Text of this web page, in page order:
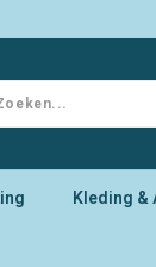
Kleding &